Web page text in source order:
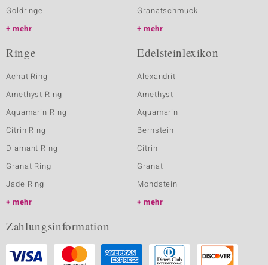
Goldringe
mehr
Granatschmuck
mehr
Ringe
Achat Ring
Amethyst Ring
Aquamarin Ring
Citrin Ring
Diamant Ring
Granat Ring
Jade Ring
mehr
Edelsteinlexikon
Alexandrit
Amethyst
Aquamarin
Bernstein
Citrin
Granat
Mondstein
mehr
Zahlungsinformation